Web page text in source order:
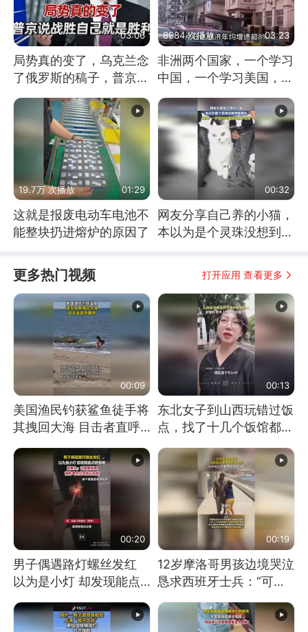
03:06
局势真的变了，乌克兰念
了俄罗斯的稿子，普京说
战胜自己就是胜利
8984 次播放 03:23
非洲两个国家，一个学习
中国，一个学习美国，结
果怎么样了？
19.7万 次播放 01:29
这就是报废电动车电池不
能整块扔进熔炉的原因了
00:32
网友分享自己养的小猫，
本以为是个灵珠没想到是
更多热门视频 打开应用 查看更多
00:09
美国渔民钓获鲨鱼徒手将
其拽回大海 目击者直呼
消息）
00:13
东北女子到山西玩错过饭
点，找了十几个饭馆都没
00:20
男子偶遇路灯螺丝发红
以为是小灯 却发现能点
处理
00:19
12岁摩洛哥男孩边境哭泣
恳求西班牙士兵：“可不